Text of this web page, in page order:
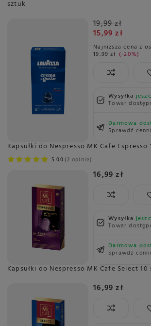
sztuk
19,99 zł
15,99 zł
Najniższa cena z
19,99 zł -20%
Wysyłka
Towar
Darmowa
Sprawdź
Kapsułki do Nespresso MK Cafe Espresso
5.00 2 opinie
16,99 zł
Wysyłka
Towar
Darmowa
Sprawdź
Kapsułki do Nespresso MK Cafe Select 10
16,99 zł